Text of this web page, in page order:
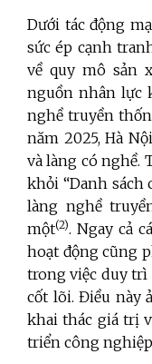
Dưới tác động
sức ép cạnh
về quy mô sản
nguồn nhân lực
nghề truyền
năm 2025, Hà
và làng có nghề.
khỏi “Danh sách
làng nghề
một(2). Ngay cả
hoạt động cũng
trong việc duy trì
cốt lõi. Điều này
khai thác giá trị
triển công